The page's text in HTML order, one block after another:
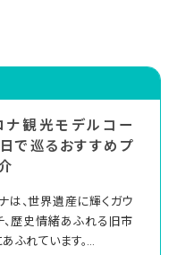
ナ観光モデルコー
で巡るおすすめプ
は、世界遺産に輝くガウ
、歴史情緒あふれる旧市
ふれています。